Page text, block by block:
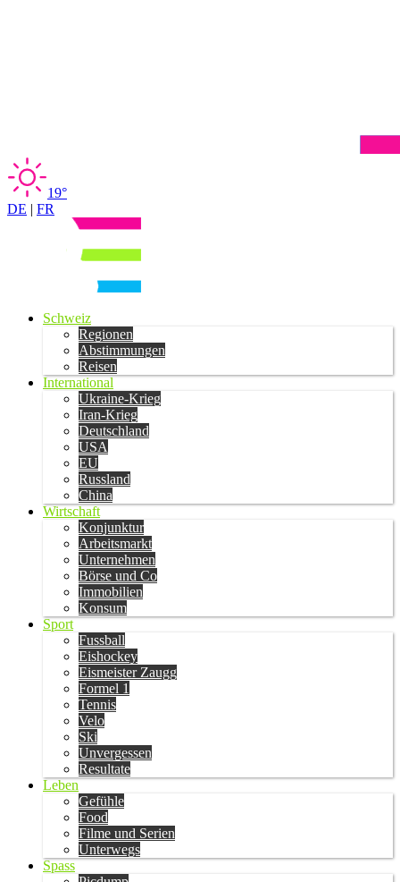
19°
DE | FR
Schweiz
Regionen
Abstimmungen
Reisen
International
Ukraine-Krieg
Iran-Krieg
Deutschland
USA
EU
Russland
China
Wirtschaft
Konjunktur
Arbeitsmarkt
Unternehmen
Börse und Co
Immobilien
Konsum
Sport
Fussball
Eishockey
Eismeister Zaugg
Formel 1
Tennis
Velo
Ski
Unvergessen
Resultate
Leben
Gefühle
Food
Filme und Serien
Unterwegs
Spass